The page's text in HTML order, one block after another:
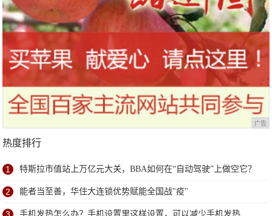
广告
热度排行
1 特斯拉市值站上万亿元大关，BBA如何在“自动驾驶”上做空它？
2 能者当至善，华住大连锁优势赋能全国战"疫"
3 手机发热怎么办？手机设置里这样设置，可以减少手机发热